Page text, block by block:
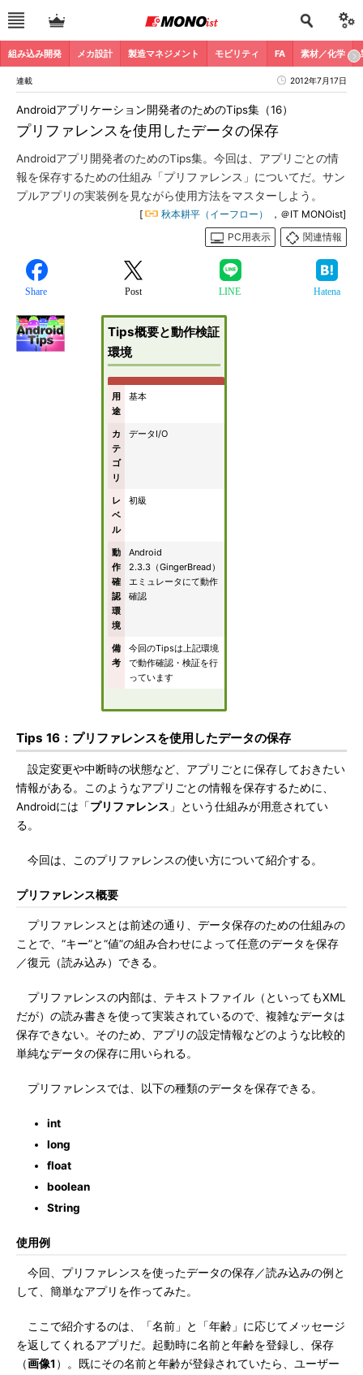
組み込み開発 メカ設計 製造マネジメント モビリティ FA 素材／化学
連載 2012年7月17日
プリファレンスを使用したデータの保存
Androidアプリケーション開発者のためのTips集（16）
Androidアプリ開発者のためのTips集。今回は、アプリごとの情
報を保存するための仕組み「プリファレンス」についてだ。サン
プルアプリの実装例を見ながら使用方法をマスターしよう。
[ 秋本耕平（イーフロー）
，＠IT MONOist]
PC用表示
関連情報
Share Post LINE Hatena
Tips概要と動作検証
環境
用
途
基本
カ
テ
ゴ
リ
データI/O
レ
ベ
ル
初級
動
作
確
認
環
境
Android
2.3.3（GingerBread）
エミュレータにて動作
確認
備
考
今回のTipsは上記環境
で動作確認・検証を行
っています
Tips 16：プリファレンスを使用したデータの保存
設定変更や中断時の状態など、アプリごとに保存しておきたい
情報がある。このようなアプリごとの情報を保存するために、
Androidには「プリファレンス 」という仕組みが用意されてい
る。
今回は、このプリファレンスの使い方について紹介する。
プリファレンス概要
プリファレンスとは前述の通り、データ保存のための仕組みの
ことで、“キー”と“値”の組み合わせによって任意のデータを保存
／復元（読み込み）できる。
プリファレンスの内部は、テキストファイル（といってもXML
だが）の読み書きを使って実装されているので、複雑なデータは
保存できない。そのため、アプリの設定情報などのような比較的
単純なデータの保存に用いられる。
プリファレンスでは、以下の種類のデータを保存できる。
int
long
float
boolean
String
使用例
今回、プリファレンスを使ったデータの保存／読み込みの例と
して、簡単なアプリを作ってみた。
ここで紹介するのは、「名前」と「年齢」に応じてメッセージ
を返してくれるアプリだ。起動時に名前と年齢を登録し、保存
（画像1 ）。既にその名前と年齢が登録されていたら、ユーザー